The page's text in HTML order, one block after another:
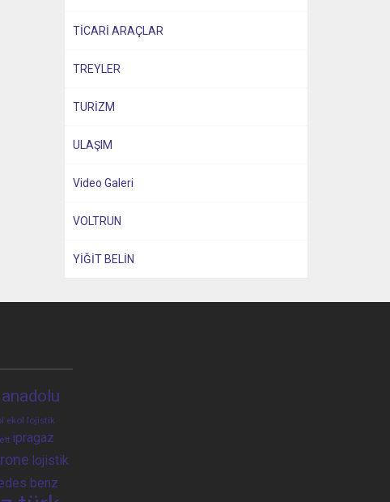
TİCARİ ARAÇLAR
TREYLER
TURİZM
ULAŞIM
Video Galeri
VOLTRUN
YİĞİT BELİN
anadolu
ekol lojistik
ipragaz
lojistik
benz